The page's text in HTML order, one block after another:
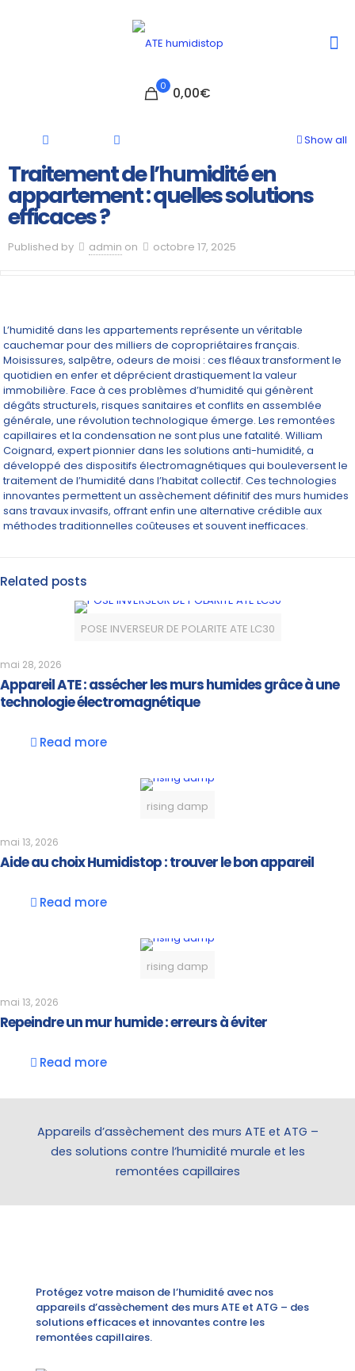
0 0,00€
Show all
Traitement de l’humidité en
appartement : quelles solutions
efficaces ?
Published by admin on octobre 17, 2025
L’humidité dans les appartements représente un véritable
cauchemar pour des milliers de copropriétaires français.
Moisissures, salpêtre, odeurs de moisi : ces fléaux transforment le
quotidien en enfer et déprécient drastiquement la valeur
immobilière. Face à ces problèmes d’humidité qui génèrent
dégâts structurels, risques sanitaires et conflits en assemblée
générale, une révolution technologique émerge. Les remontées
capillaires et la condensation ne sont plus une fatalité. William
Coignard, expert pionnier dans les solutions anti-humidité, a
développé des dispositifs électromagnétiques qui bouleversent le
traitement de l’humidité dans l’habitat collectif. Ces technologies
innovantes permettent un assèchement définitif des murs humides
sans travaux invasifs, offrant enfin une alternative crédible aux
méthodes traditionnelles coûteuses et souvent inefficaces.
Related posts
POSE INVERSEUR DE POLARITE ATE LC30
mai 28, 2026
Appareil ATE : assécher les murs humides grâce à une
technologie électromagnétique
Read more
rising damp
mai 13, 2026
Aide au choix Humidistop : trouver le bon appareil
Read more
rising damp
mai 13, 2026
Repeindre un mur humide : erreurs à éviter
Read more
Appareils d’assèchement des murs ATE et ATG –
des solutions contre l’humidité murale et les
remontées capillaires
Protégez votre maison de l’humidité avec nos
appareils d’assèchement des murs ATE et ATG – des
solutions efficaces et innovantes contre les
remontées capillaires.